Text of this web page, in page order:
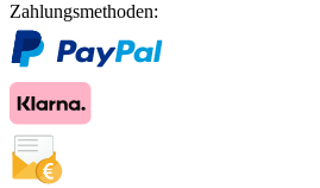
Zahlungsmethoden: